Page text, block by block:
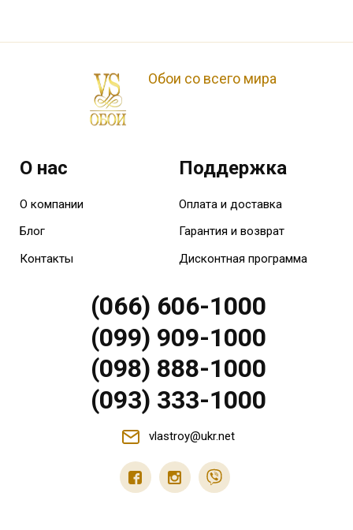
Обои со всего мира
О нас
О компании
Блог
Контакты
Поддержка
Оплата и доставка
Гарантия и возврат
Дисконтная программа
(066) 606-1000
(099) 909-1000
(098) 888-1000
(093) 333-1000
vlastroy@ukr.net